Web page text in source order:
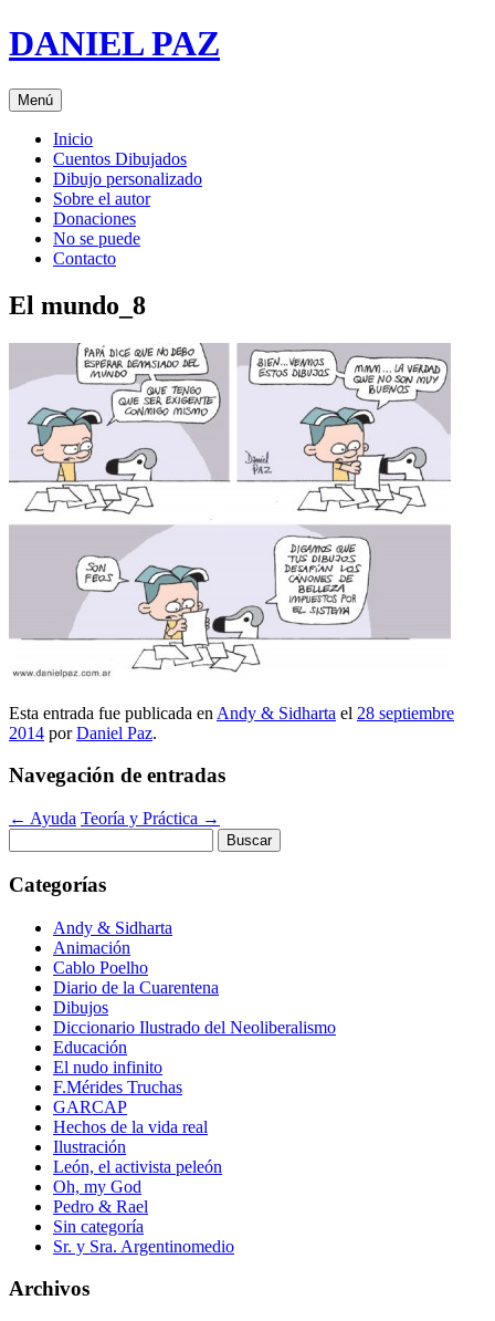
Saltar
al
DANIEL PAZ
Menú
Inicio
Cuentos Dibujados
Dibujo personalizado
Sobre el autor
Donaciones
No se puede
Contacto
El mundo_8
Esta entrada fue publicada en Andy & Sidharta el 28 septiembre
2014 porDaniel Paz.
Navegación de entradas
← Ayuda Teoría y Práctica →
Categorías
Andy & Sidharta
Animación
Cablo Poelho
Diario de la Cuarentena
Dibujos
Diccionario Ilustrado del Neoliberalismo
Educación
El nudo infinito
F.Mérides Truchas
GARCAP
Hechos de la vida real
Ilustración
León, el activista peleón
Oh, my God
Pedro & Rael
Sin categoría
Sr. y Sra. Argentinomedio
Archivos